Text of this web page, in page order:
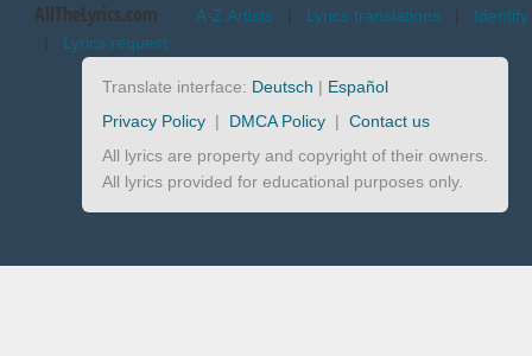
AllTheLyrics.com A-Z Artists | Lyrics translations | Identify
| Lyrics request
Translate interface: Deutsch | Español
Privacy Policy | DMCA Policy | Contact us
All lyrics are property and copyright of their owners.
All lyrics provided for educational purposes only.